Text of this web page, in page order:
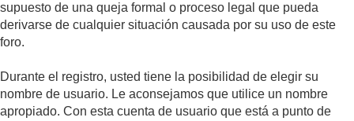
supuesto de una queja formal o proceso legal que pueda
derivarse de cualquier situación causada por su uso de este
foro.
Durante el registro, usted tiene la posibilidad de elegir su
nombre de usuario. Le aconsejamos que utilice un nombre
apropiado. Con esta cuenta de usuario que está a punto de